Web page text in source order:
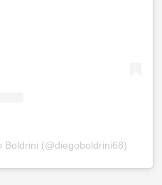
Boldrini (@diegoboldrini68)